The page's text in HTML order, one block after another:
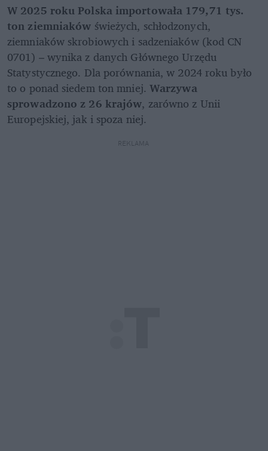
W 2025 roku Polska importowała 179,71 tys.
ton ziemniaków świeżych, schłodzonych,
ziemniaków skrobiowych i sadzeniaków (kod CN
0701) – wynika z danych Głównego Urzędu
Statystycznego. Dla porównania, w 2024 roku było
to o ponad siedem ton mniej. Warzywa
sprowadzono z 26 krajów, zarówno z Unii
Europejskiej, jak i spoza niej.
REKLAMA